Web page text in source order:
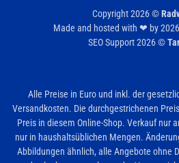
Copyright 2026 ©
Made and hosted with ❤ by
SEO Support 2026 ©
Alle Preise in Euro und inkl. der
Versandkosten. Die durchgestrichenen
Preis in diesem Online-Shop. Verkauf nur
nur in haushaltsüblichen Mengen.
Abbildungen ähnlich, alle Angebote ohne